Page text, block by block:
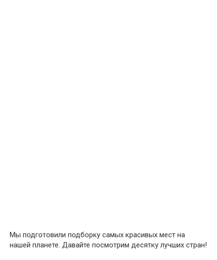
Мы подготовили подборку самых красивых мест на
нашей планете. Давайте посмотрим десятку лучших стран!